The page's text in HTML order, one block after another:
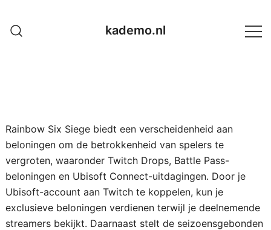
content
kademo.nl
Rainbow Six Siege biedt een verscheidenheid aan
beloningen om de betrokkenheid van spelers te
vergroten, waaronder Twitch Drops, Battle Pass-
beloningen en Ubisoft Connect-uitdagingen. Door je
Ubisoft-account aan Twitch te koppelen, kun je
exclusieve beloningen verdienen terwijl je deelnemende
streamers bekijkt. Daarnaast stelt de seizoensgebonden